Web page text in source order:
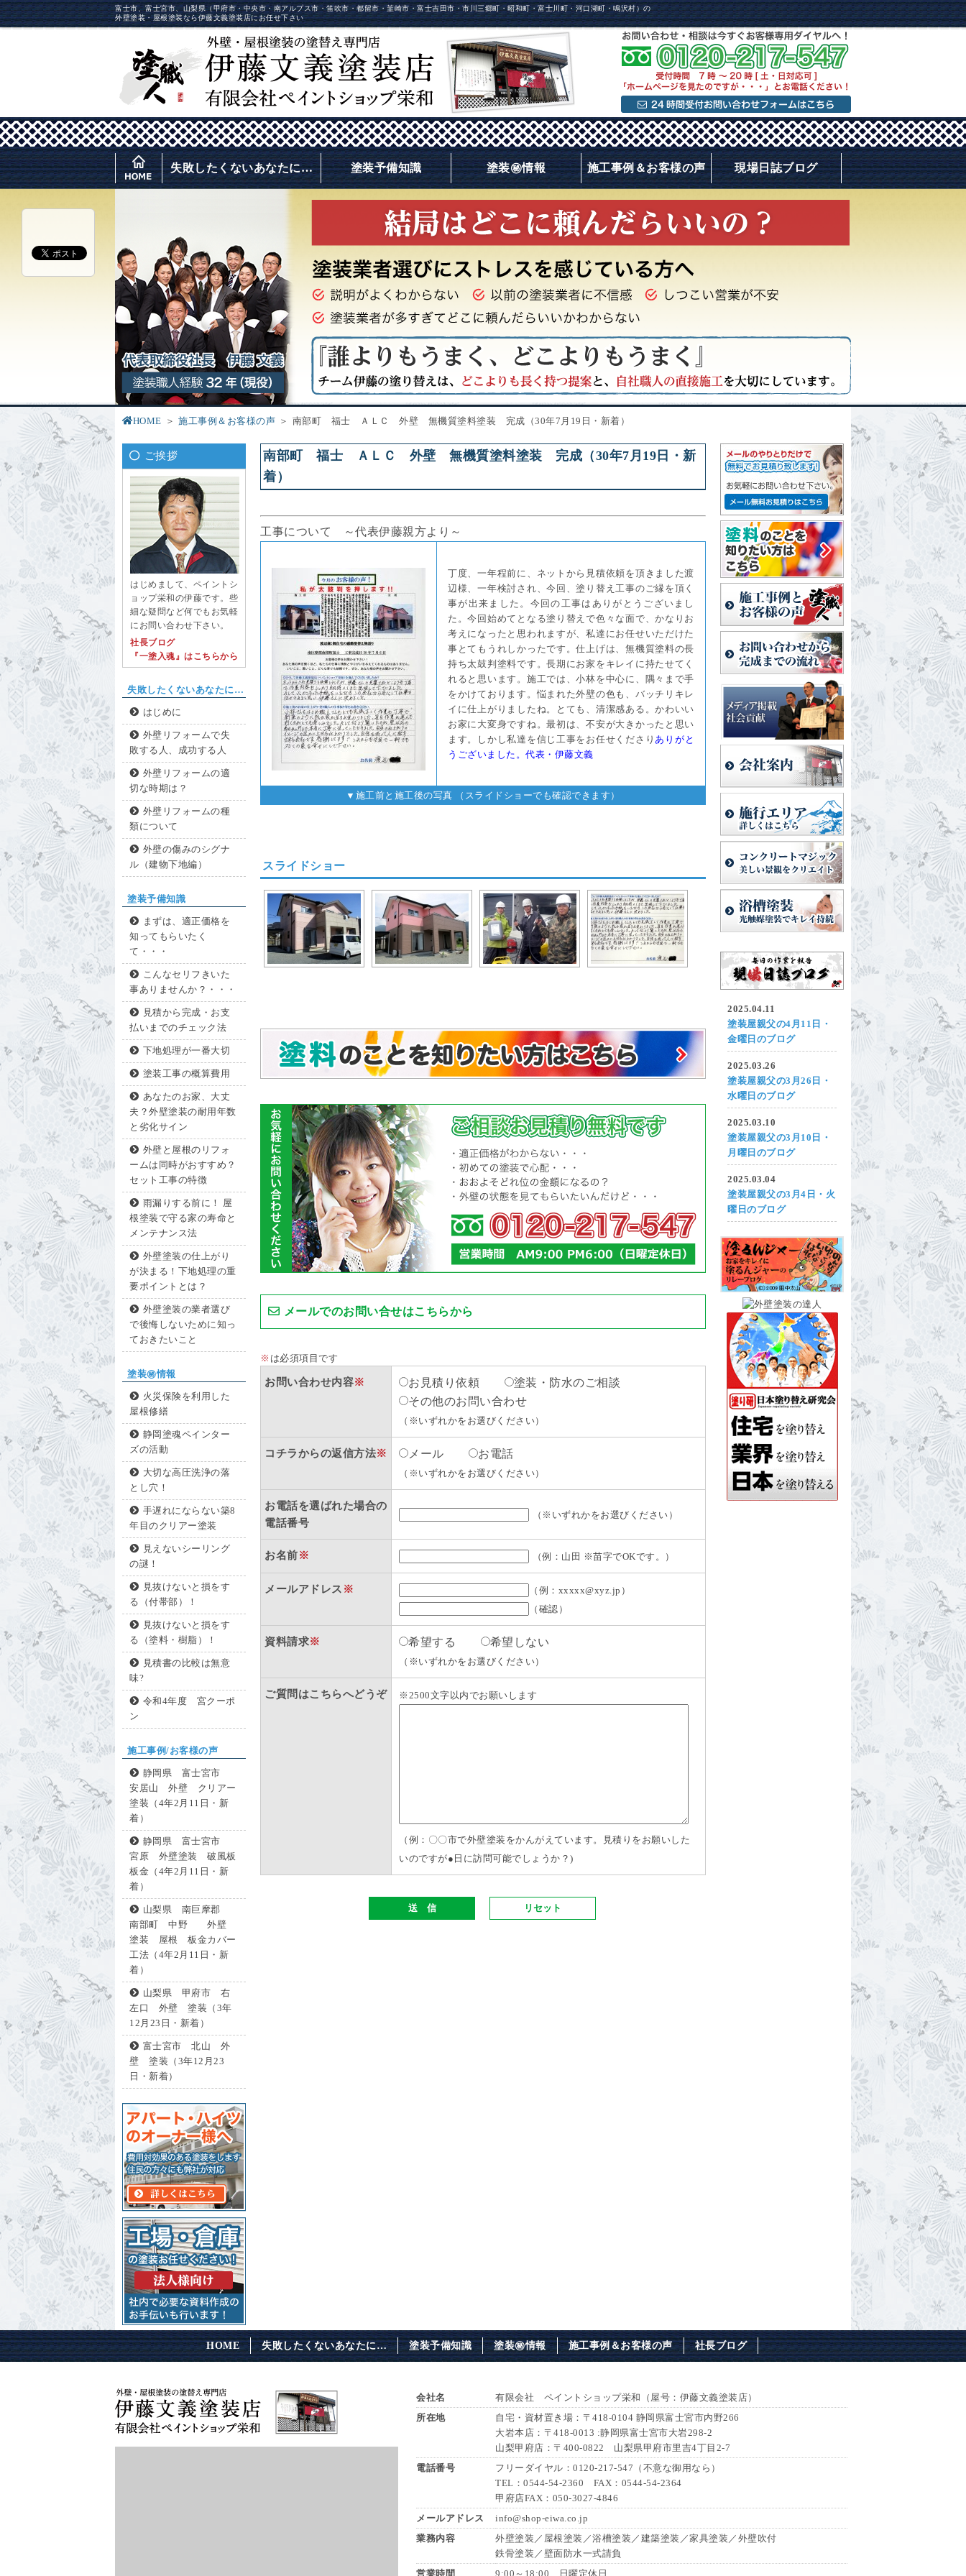
富士市、富士宮市、山梨県（甲府市・中央市・南アルプス市・笛吹市・都留市・韮崎市・富士吉田市・市川三郷町・昭和町・富士川町・河口湖町・鳴沢村）の
外壁塗装・屋根塗装なら伊藤文義塗装店にお任せ下さい
失敗したくないあなたに… 塗装予備知識 塗装㊙情報 施工事例＆お客様の声 現場日誌ブログ
HOME 施工事例＆お客様の声 南部町 福士 ＡＬＣ 外壁 無機質塗料塗装 完成（30年7月19日・新着）
ご挨拶
はじめまして、ペイントシ
ョップ栄和の伊藤です。些
細な疑問など何でもお気軽
にお問い合わせ下さい。
社長ブログ
『一塗入魂』はこちらから
失敗したくないあなたに…
はじめに
外壁リフォームで失
敗する人、成功する人
外壁リフォームの適
切な時期は？
外壁リフォームの種
類について
外壁の傷みのシグナ
ル（建物下地編）
塗装予備知識
まずは、適正価格を
知ってもらいたく
て・・・
こんなセリフきいた
事ありませんか？・・・
見積から完成・お支
払いまでのチェック法
下地処理が一番大切
塗装工事の概算費用
あなたのお家、大丈
夫？外壁塗装の耐用年数
と劣化サイン
外壁と屋根のリフォ
ームは同時がおすすめ？
セット工事の特徴
雨漏りする前に！ 屋
根塗装で守る家の寿命と
メンテナンス法
外壁塗装の仕上がり
が決まる！下地処理の重
要ポイントとは？
外壁塗装の業者選び
で後悔しないために知っ
ておきたいこと
塗装㊙情報
火災保険を利用した
屋根修繕
静岡塗魂ペインター
ズの活動
大切な高圧洗浄の落
とし穴！
手遅れにならない築8
年目のクリアー塗装
見えないシーリング
の謎！
見抜けないと損をす
る（付帯部）！
見抜けないと損をす
る（塗料・樹脂）！
見積書の比較は無意
味?
令和4年度 宮クーポ
ン
施工事例/お客様の声
静岡県 富士宮市
安居山 外壁 クリアー
塗装（4年2月11日・新
着）
静岡県 富士宮市
宮原 外壁塗装 破風板
板金（4年2月11日・新
着）
山梨県 南巨摩郡
南部町 中野 外壁
塗装 屋根 板金カバー
工法（4年2月11日・新
着）
山梨県 甲府市 右
左口 外壁 塗装（3年
12月23日・新着）
富士宮市 北山 外
壁 塗装（3年12月23
日・新着）
南部町 福士 ＡＬＣ 外壁 無機質塗料塗装 完成（30年7月19日・新
着）
工事について ～代表伊藤親方より～
丁度、一年程前に、ネットから見積依頼を頂きました渡
辺様、一年検討され、今回、塗り替え工事のご縁を頂く
事が出来ました。今回の工事はありがとうございまし
た。今回始めてとなる塗り替えで色々な面で、かなりお
考えになったと思われますが、私達にお任せいただけた
事とてもうれしかったです。仕上げは、無機質塗料の長
持ち太鼓判塗料です。長期にお家をキレイに持たせてく
れると思います。施工では、小林を中心に、隅々まで手
をかけております。悩まれた外壁の色も、バッチリキレ
イに仕上がりましたね。とても、清潔感ある。かわいい
お家に大変身ですね。最初は、不安が大きかったと思い
ます。しかし私達を信じ工事をお任せくださりあ りがと
うございました。代表・伊藤文義
▼施工前と施工後の写真 （スライドショーでも確認できます）
スライドショー
メールでのお問い合せはこちらから
※ は必須項目です
お問い合わせ内容※ お見積り依頼
塗装・防水のご相談
その他のお問い合わせ
（※いずれかをお選びください）
コチラからの返信方法※ メール お電話
（※いずれかをお選びください）
お電話を選ばれた場合の
電話番号
（※いずれかをお選びください）
お名前※ （例：山田 ※苗字でOKです。）
メールアドレス ※
（例：xxxxx@xyz.jp）
（確認）
資料請求※ 希望する 希望しない
（※いずれかをお選びください）
ご質問はこちらへどうぞ ※2500文字以内でお願いします
（例：〇〇市で外壁塗装をかんがえています。見積りをお願いした
いのですが●日に訪問可能でしょうか？)
2025.04.11
塗装屋親父の4月11日・
金曜日のブログ
2025.03.26
塗装屋親父の3月26日・
水曜日のブログ
2025.03.10
塗装屋親父の3月10日・
月曜日のブログ
2025.03.04
塗装屋親父の3月4日・火
曜日のブログ
HOME 失敗したくないあなたに… 塗装予備知識 塗装㊙情報 施工事例＆お客様の声 社長ブログ
会社名
有限会社 ペイントショップ栄和（屋号：伊藤文義塗装店）
所在地
自宅・資材置き場：〒418-0104 静岡県富士宮市内野266
大岩本店：〒418-0013 :静岡県富士宮市大岩298-2
山梨甲府店：〒400-0822 山梨県甲府市里吉4丁目2-7
電話番号
フリーダイヤル：0120-217-547（不意な御用なら）
TEL：0544-54-2360 FAX：0544-54-2364
甲府店FAX：050-3027-4846
メールアドレス
info@shop-eiwa.co.jp
業務内容
外壁塗装／屋根塗装／浴槽塗装／建築塗装／家具塗装／外壁吹付
鉄骨塗装／壁面防水一式請負
営業時間
9:00～18:00 日曜定休日